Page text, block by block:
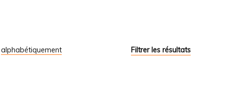
Filtrer les résultats
alphabétiquement